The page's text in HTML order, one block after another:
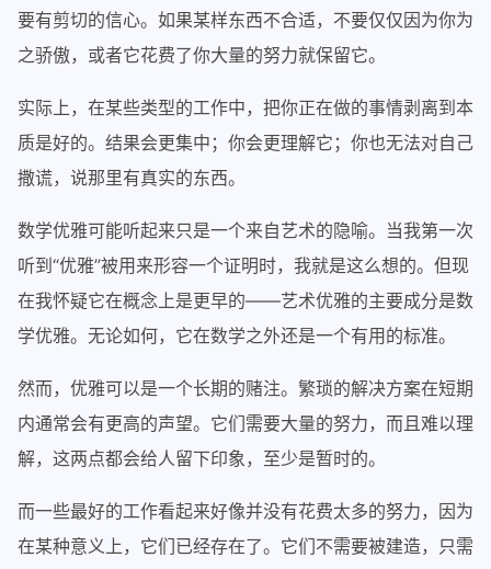
要有剪切的信心。如果某样东西不合适，不要仅仅因为你为
之骄傲，或者它花费了你大量的努力就保留它。
实际上，在某些类型的工作中，把你正在做的事情剥离到本
质是好的。结果会更集中；你会更理解它；你也无法对自己
撒谎，说那里有真实的东西。
数学优雅可能听起来只是一个来自艺术的隐喻。当我第一次
听到“优雅”被用来形容一个证明时，我就是这么想的。但现
在我怀疑它在概念上是更早的——艺术优雅的主要成分是数
学优雅。无论如何，它在数学之外还是一个有用的标准。
然而，优雅可以是一个长期的赌注。繁琐的解决方案在短期
内通常会有更高的声望。它们需要大量的努力，而且难以理
解，这两点都会给人留下印象，至少是暂时的。
而一些最好的工作看起来好像并没有花费太多的努力，因为
在某种意义上，它们已经存在了。它们不需要被建造，只需